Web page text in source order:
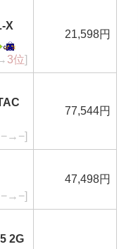
X
3位]
21,598円
77,544円
47,498円
2G